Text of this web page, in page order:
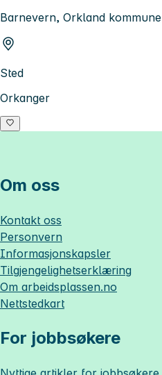
Barnevern, Orkland kommune
Sted
Orkanger
Om oss
Kontakt oss
Personvern
Informasjonskapsler
Tilgjengelighetserklæring
Om arbeidsplassen.no
Nettstedkart
For jobbsøkere